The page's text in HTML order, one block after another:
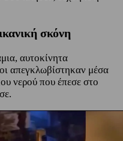
σκόνη
αυτοκίνητα
απεγκλωβίστηκαν μέσα
νερού που έπεσε στο